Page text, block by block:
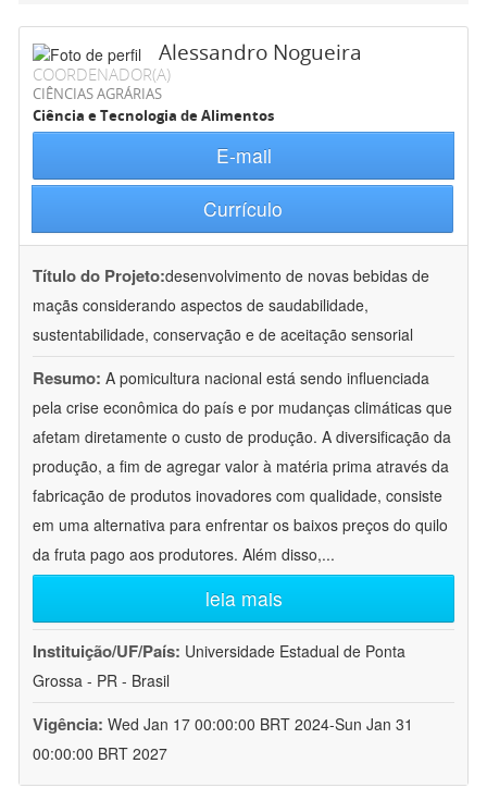
Alessandro Nogueira
COORDENADOR(A)
CIÊNCIAS AGRÁRIAS
Ciência e Tecnologia de Alimentos
E-mail
Currículo
Título do Projeto:desenvolvimento de novas bebidas de
maçãs considerando aspectos de saudabilidade,
sustentabilidade, conservação e de aceitação sensorial
Resumo: A pomicultura nacional está sendo influenciada
pela crise econômica do país e por mudanças climáticas que
afetam diretamente o custo de produção. A diversificação da
produção, a fim de agregar valor à matéria prima através da
fabricação de produtos inovadores com qualidade, consiste
em uma alternativa para enfrentar os baixos preços do quilo
da fruta pago aos produtores. Além disso,...
leia mais
Instituição/UF/País: Universidade Estadual de Ponta
Grossa - PR - Brasil
Vigência: Wed Jan 17 00:00:00 BRT 2024-Sun Jan 31
00:00:00 BRT 2027